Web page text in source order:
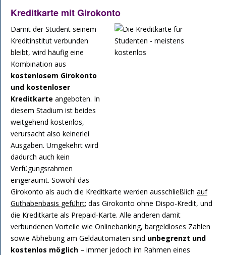
Kreditkarte mit Girokonto
Damit der Student seinem
Kreditinstitut verbunden
bleibt, wird häufig eine
Kombination aus
kostenlosem Girokonto
und kostenloser
Kreditkarte angeboten. In
diesem Stadium ist beides
weitgehend kostenlos,
verursacht also keinerlei
Ausgaben. Umgekehrt wird
dadurch auch kein
Verfügungsrahmen
eingeräumt. Sowohl das
Girokonto als auch die Kreditkarte werden ausschließlich auf
Guthabenbasis geführt; das Girokonto ohne Dispo-Kredit, und
die Kreditkarte als Prepaid-Karte. Alle anderen damit
verbundenen Vorteile wie Onlinebanking, bargeldloses Zahlen
sowie Abhebung am Geldautomaten sind unbegrenzt und
kostenlos möglich – immer jedoch im Rahmen eines